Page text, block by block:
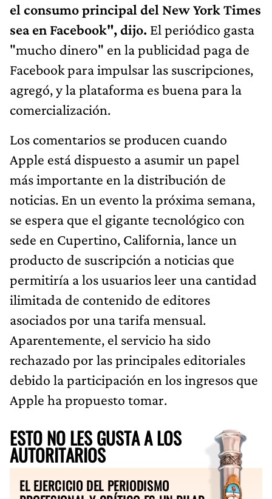
el consumo principal del New York Times
sea en Facebook", dijo. El periódico gasta
"mucho dinero" en la publicidad paga de
Facebook para impulsar las suscripciones,
agregó, y la plataforma es buena para la
comercialización.
Los comentarios se producen cuando
Apple está dispuesto a asumir un papel
más importante en la distribución de
noticias. En un evento la próxima semana,
se espera que el gigante tecnológico con
sede en Cupertino, California, lance un
producto de suscripción a noticias que
permitiría a los usuarios leer una cantidad
ilimitada de contenido de editores
asociados por una tarifa mensual.
Aparentemente, el servicio ha sido
rechazado por las principales editoriales
debido la participación en los ingresos que
Apple ha propuesto tomar.
ESTO NO LES GUSTA A LOS
AUTORITARIOS
EL EJERCICIO DEL PERIODISMO